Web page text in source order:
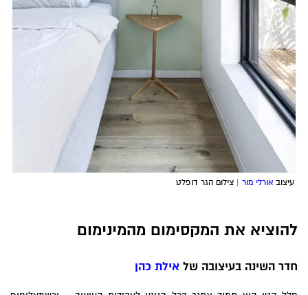
עיצוב אורלי מור | צילום הגר דופלט
להוציא את המקסימום מהמינימום
חדר השינה בעיצובה של אילת כהן